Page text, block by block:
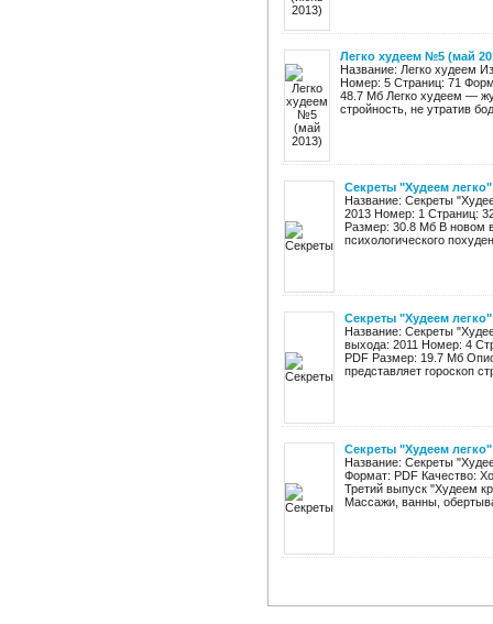
Легко худеем №5 (май
Название: Легко худеем
Номер: 5 Страниц: 71
48.7 Мб Легко худеем —
стройность, не утратив
Секреты "Худеем
Название: Секреты
2013 Номер: 1 Страниц:
Размер: 30.8 Мб В новом
психологического
Секреты "Худеем
Название: Секреты
выхода: 2011 Номер: 4
PDF Размер: 19.7 Мб
представляет гороскоп
Секреты "Худеем
Название: Секреты
Формат: PDF Качество:
Третий выпуск "Худеем
Массажи, ванны,